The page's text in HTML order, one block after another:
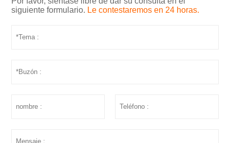
siguiente formulario. Le contestaremos en 24 horas.